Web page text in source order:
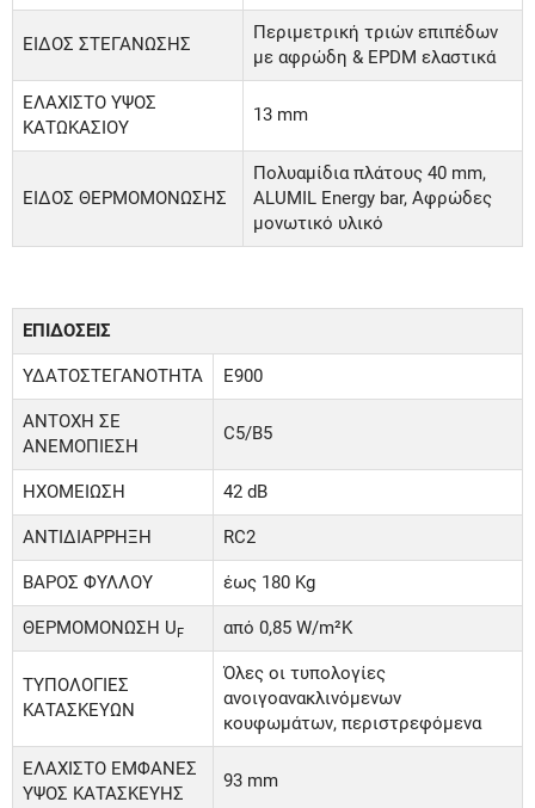
ΕΙΔΟΣ ΣΤΕΓΑΝΩΣΗΣ
Περιμετρική τριών επιπέδων
με αφρώδη & EPDM ελαστικά
ΕΛΑΧΙΣΤΟ ΥΨΟΣ
ΚΑΤΩΚΑΣΙΟΥ
13 mm
ΕΙΔΟΣ ΘΕΡΜΟΜΟΝΩΣΗΣ
Πολυαμίδια πλάτους 40 mm,
ALUMIL Energy bar, Αφρώδες
μονωτικό υλικό
ΕΠΙΔΟΣΕΙΣ
ΥΔΑΤΟΣΤΕΓΑΝΟΤΗΤΑ E900
ΑΝΤΟΧΗ ΣΕ
ΑΝΕΜΟΠΙΕΣΗ
C5/B5
ΗΧΟΜΕΙΩΣΗ 42 dB
ΑΝΤΙΔΙΑΡΡΗΞΗ RC2
ΒΑΡΟΣ ΦΥΛΛΟΥ έως 180 Kg
ΘΕΡΜΟΜΟΝΩΣΗ UF από 0,85 W/m²K
ΤΥΠΟΛΟΓΙΕΣ
ΚΑΤΑΣΚΕΥΩΝ
Όλες οι τυπολογίες
ανοιγοανακλινόμενων
κουφωμάτων, περιστρεφόμενα
ΕΛΑΧΙΣΤΟ ΕΜΦΑΝΕΣ
ΥΨΟΣ ΚΑΤΑΣΚΕΥΗΣ
93 mm